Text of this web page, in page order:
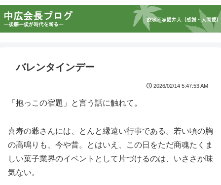
バレンタインデー
2026/02/14 5:47:53 AM
「抱っこの宿題」と言う話に触れて。
喜寿の爺さんには、とんと縁遠い行事である。若い頃の胸
の高鳴りも、今や昔。とはいえ、この日をただ商魂たくま
しい菓子業界のイベントとして片づけるのは、いささか味
気ない。